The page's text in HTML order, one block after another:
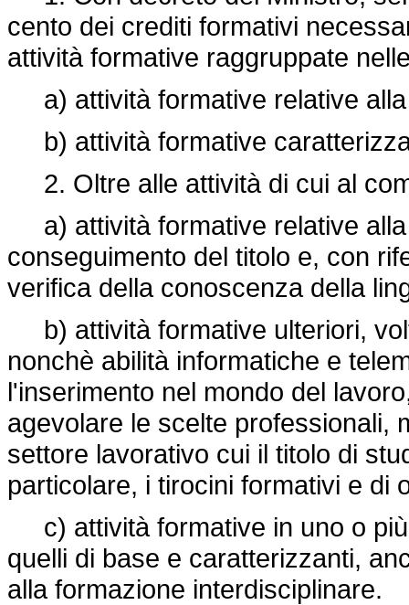
cento dei crediti formativi
attività formative raggruppate
a) attività formative relative
b) attività formative
2. Oltre alle attività di cui al
a) attività formative relative alla
conseguimento del titolo e, con
verifica della conoscenza della
b) attività formative ulteriori,
nonchè abilità informatiche e
l'inserimento nel mondo del
agevolare le scelte professionali,
settore lavorativo cui il titolo di
particolare, i tirocini formativi e di
c) attività formative in uno o
quelli di base e caratterizzanti,
alla formazione interdisciplinare.